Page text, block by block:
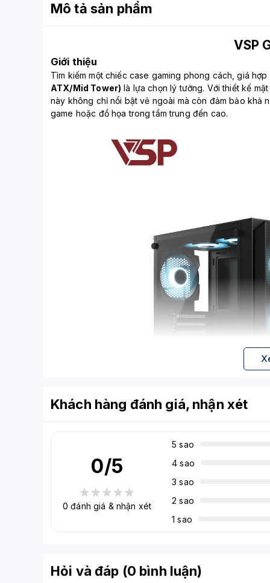
Mô tả sản phẩm
VSP
Giới thiệu
Tìm kiếm một chiếc case gaming phong cách, giá
ATX/Mid Tower) là lựa chọn lý tưởng. Với thiết kế
này không chỉ nổi bật vẻ ngoài mà còn đảm bảo khả
game hoặc đồ họa trong tầm trung đến cao.
Vỏ Case Máy
Khung vỏ làm từthép SPCC 0.4 mm sơn đen (Black
Khách hàng đánh giá, nhận xét
0/5
0 đánh giá & nhận xét
5 sao
4 sao
3 sao
2 sao
1 sao
Hỏi và đáp (0 bình luận)